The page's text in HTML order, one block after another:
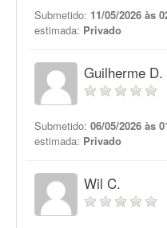
Submetido: 11/05/2026 às
estimada: Privado
Guilherme D.
Submetido: 06/05/2026 às
estimada: Privado
Wil C.